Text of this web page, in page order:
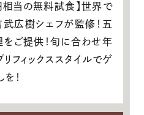
当の無料試食】世界で
広樹シェフが監修！五
ご提供！旬に合わせ年
フィックススタイルでゲ
！